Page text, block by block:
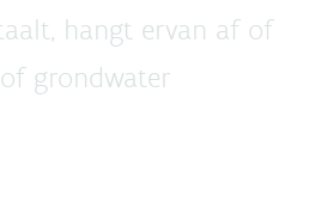
hangt ervan af of
grondwater